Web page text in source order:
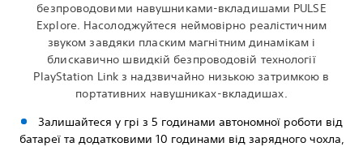
безпроводовими навушниками-вкладишами PULSE
Explore. Насолоджуйтеся неймовірно реалістичним
звуком завдяки пласким магнітним динамікам і
блискавично швидкій безпроводовій технології
PlayStation Link з надзвичайно низькою затримкою в
портативних навушниках-вкладишах.
Залишайтеся у грі з 5 годинами автономної роботи від
батареї та додатковими 10 годинами від зарядного чохла,